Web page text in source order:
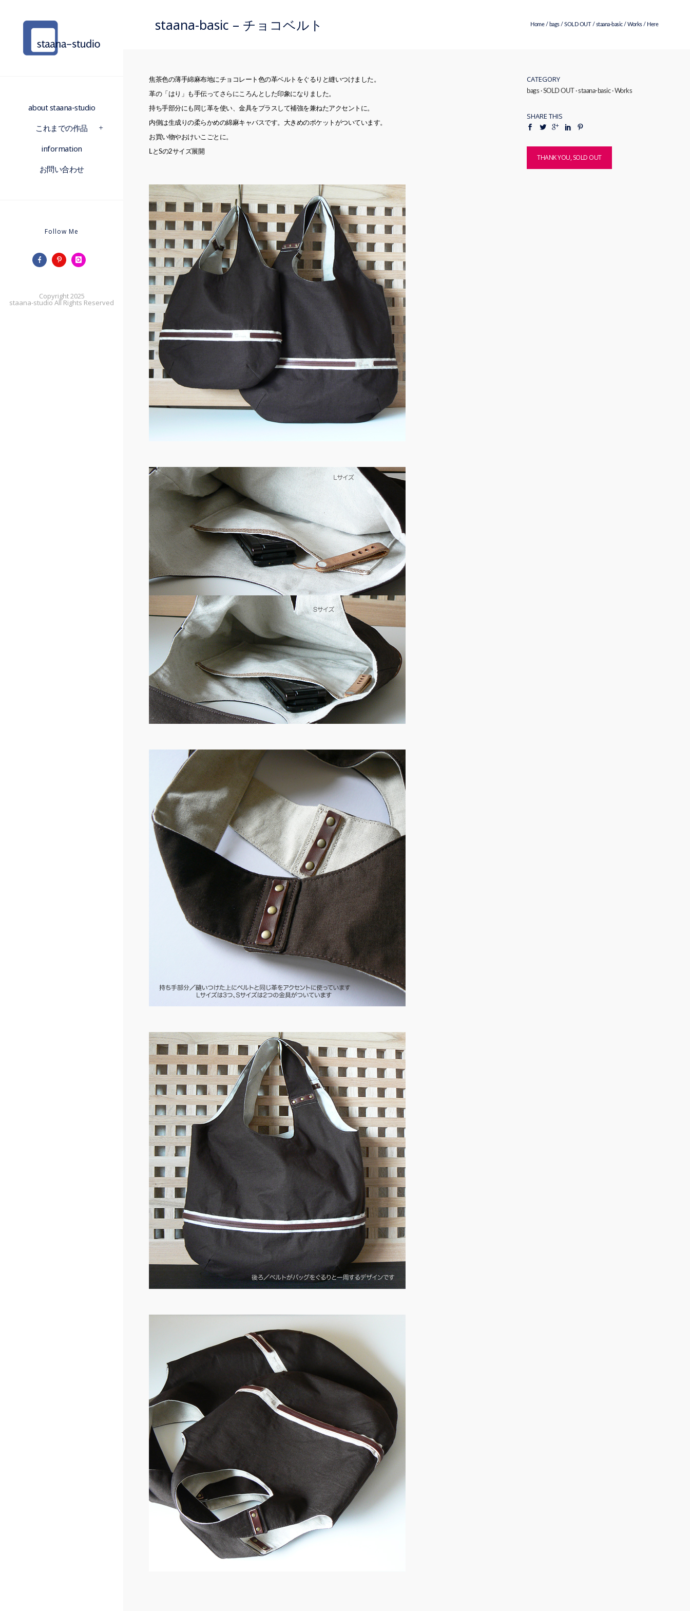
about staana-studio
これまでの作品
information
お問い合わせ
Follow Me
Copyright 2025
staana-studio All Rights Reserved
staana-basic – チョコベルト Home/ bags/ SOLD OUT/ staana-basic/ Works/ Here
焦茶色の薄手綿麻布地にチョコレート色の革ベルトをぐるりと縫いつけました。
革の「はり」も手伝ってさらにころんとした印象になりました。
持ち手部分にも同じ革を使い、金具をプラスして補強を兼ねたアクセントに。
内側は生成りの柔らかめの綿麻キャバスです。大きめのポケットがついています。
お買い物やおけいこごとに。
LとSの2サイズ展開
CATEGORY
bags ·SOLD OUT ·staana-basic·Works
SHARE THIS
THANK YOU, SOLD OUT